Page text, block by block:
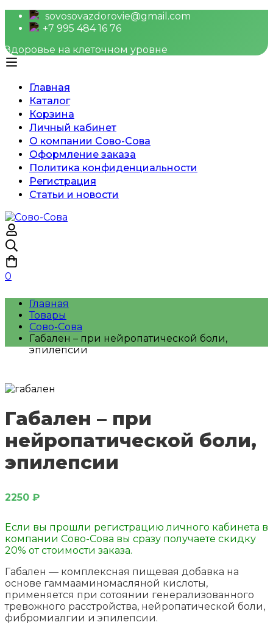
sovosovazdorovie@gmail.com
+7 995 484 16 76
Здоровье на клеточном уровне
Главная
Каталог
Корзина
Личный кабинет
О компании Сово-Сова
Оформление заказа
Политика конфиденциальности
Регистрация
Статьи и новости
0
Главная
Товары
Сово-Сова
Габален – при нейропатической боли,
эпилепсии
Габален – при
нейропатической боли,
эпилепсии
2250 ₽
Если вы прошли регистрацию личного кабинета в
компании Сово-Сова вы сразу получаете скидку
20% от стоимости заказа.
Габален — комплексная пищевая добавка на
основе гаммааминомасляной кислоты,
применяется при сотоянии генерализованного
тревожного расстройства, нейропатической боли,
фибромиалгии и эпилепсии.